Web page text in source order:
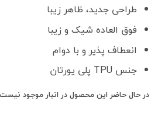
طراحی جدید، ظاهر زیبا
فوق العاده شیک و زیبا
انعطاف پذیر و با دوام
جنس TPU پلی یورتان
در حال حاضر این محصول در انبار موجود